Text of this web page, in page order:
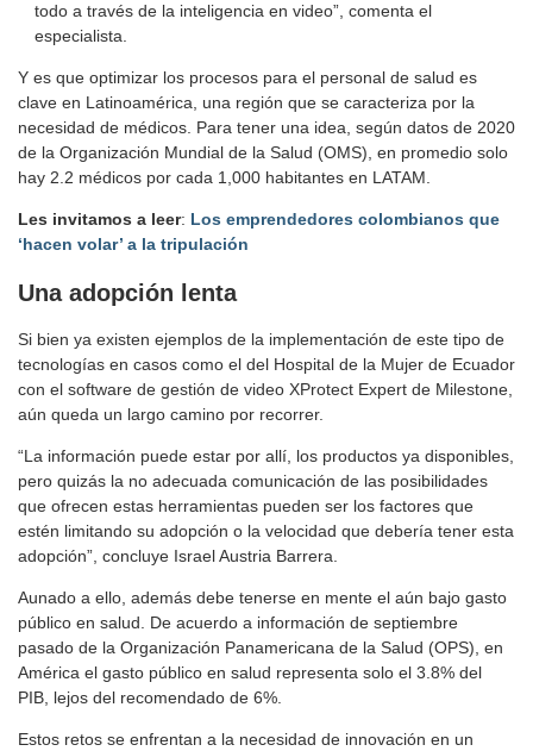
todo a través de la inteligencia en video”, comenta el
especialista.
Y es que optimizar los procesos para el personal de salud es
clave en Latinoamérica, una región que se caracteriza por la
necesidad de médicos. Para tener una idea, según datos de 2020
de la Organización Mundial de la Salud (OMS), en promedio solo
hay 2.2 médicos por cada 1,000 habitantes en LATAM.
Les invitamos a leer: Los emprendedores colombianos que
‘hacen volar’ a la tripulación
Una adopción lenta
Si bien ya existen ejemplos de la implementación de este tipo de
tecnologías en casos como el del Hospital de la Mujer de Ecuador
con el software de gestión de video XProtect Expert de Milestone,
aún queda un largo camino por recorrer.
“La información puede estar por allí, los productos ya disponibles,
pero quizás la no adecuada comunicación de las posibilidades
que ofrecen estas herramientas pueden ser los factores que
estén limitando su adopción o la velocidad que debería tener esta
adopción”, concluye Israel Austria Barrera.
Aunado a ello, además debe tenerse en mente el aún bajo gasto
público en salud. De acuerdo a información de septiembre
pasado de la Organización Panamericana de la Salud (OPS), en
América el gasto público en salud representa solo el 3.8% del
PIB, lejos del recomendado de 6%.
Estos retos se enfrentan a la necesidad de innovación en un